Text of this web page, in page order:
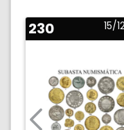
230 15/